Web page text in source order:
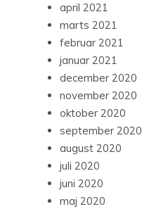
april 2021
marts 2021
februar 2021
januar 2021
december 2020
november 2020
oktober 2020
september 2020
august 2020
juli 2020
juni 2020
maj 2020